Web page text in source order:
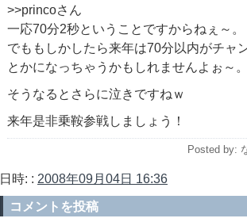
>>princoさん
一応70分2秒ということですからねぇ～。
でももしかしたら来年は70分以内がチャ
とかになっちゃうかもしれませんよぉ～
そうなるとさらに泣きですねｗ
来年是非乗鞍参戦しましょう！
Posted by:
日時: : 2008年09月04日 16:36
コメントを投稿